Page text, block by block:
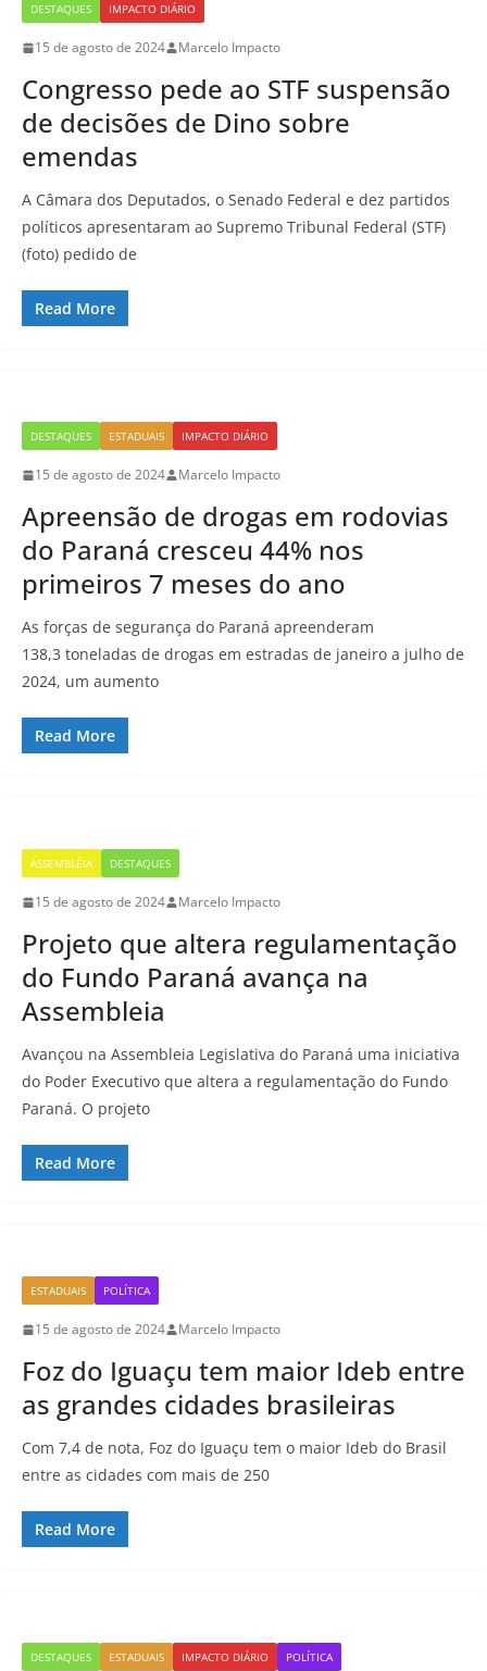
DESTAQUES IMPACTO DIÁRIO
15 de agosto de 2024 Marcelo Impacto
Congresso pede ao STF suspensão
de decisões de Dino sobre
emendas
A Câmara dos Deputados, o Senado Federal e dez partidos
políticos apresentaram ao Supremo Tribunal Federal (STF)
(foto) pedido de
Read More
DESTAQUES ESTADUAIS IMPACTO DIÁRIO
15 de agosto de 2024 Marcelo Impacto
Apreensão de drogas em rodovias
do Paraná cresceu 44% nos
primeiros 7 meses do ano
As forças de segurança do Paraná apreenderam
138,3 toneladas de drogas em estradas de janeiro a julho de
2024, um aumento
Read More
ASSEMBLÉIA DESTAQUES
15 de agosto de 2024 Marcelo Impacto
Projeto que altera regulamentação
do Fundo Paraná avança na
Assembleia
Avançou na Assembleia Legislativa do Paraná uma iniciativa
do Poder Executivo que altera a regulamentação do Fundo
Paraná. O projeto
Read More
ESTADUAIS POLÍTICA
15 de agosto de 2024 Marcelo Impacto
Foz do Iguaçu tem maior Ideb entre
as grandes cidades brasileiras
Com 7,4 de nota, Foz do Iguaçu tem o maior Ideb do Brasil
entre as cidades com mais de 250
Read More
DESTAQUES ESTADUAIS IMPACTO DIÁRIO POLÍTICA